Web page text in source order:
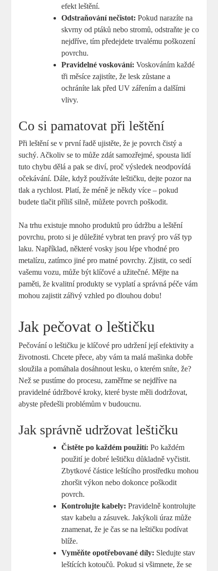
efekt leštění.
Odstraňování nečistot: Pokud narazíte na
skvrny od ptáků nebo stromů, odstraňte je co
nejdříve, tím předejdete trvalému poškození
povrchu.
Pravidelné voskování: Voskováním každé
tři měsíce zajistíte, že lesk zůstane a
ochráníte lak před UV zářením a dalšími
vlivy.
Co si pamatovat při leštění
Při leštění se v první řadě ujistěte, že je povrch čistý a
suchý. Ačkoliv se to může zdát samozřejmé, spousta lidí
tuto chybu dělá a pak se diví, proč výsledek neodpovídá
očekávání. Dále, když používáte leštičku, dejte pozor na
tlak a rychlost. Platí, že méně je někdy více – pokud
budete tlačit příliš silně, můžete povrch poškodit.
Na trhu existuje mnoho produktů pro údržbu a leštění
povrchu, proto si je důležité vybrat ten pravý pro váš typ
laku. Například, některé vosky jsou lépe vhodné pro
metalízu, zatímco jiné pro matné povrchy. Zjistit, co sedí
vašemu vozu, může být klíčové a užitečné. Mějte na
paměti, že kvalitní produkty se vyplatí a správná péče vám
mohou zajistit zářivý vzhled po dlouhou dobu!
Jak pečovat o leštičku
Pečování o leštičku je klíčové pro udržení její efektivity a
životnosti. Chcete přece, aby vám ta malá mašinka dobře
sloužila a pomáhala dosáhnout lesku, o kterém sníte, že?
Než se pustíme do procesu, zaměřme se nejdříve na
pravidelné údržbové kroky, které byste měli dodržovat,
abyste předešli problémům v budoucnu.
Jak správně udržovat leštičku
Čistěte po každém použití: Po každém
použití je dobré leštičku důkladně vyčistit.
Zbytkové částice leštícího prostředku mohou
zhoršit výkon nebo dokonce poškodit
povrch.
Kontrolujte kabely: Pravidelně kontrolujte
stav kabelu a zásuvek. Jakýkoli úraz může
znamenat, že je čas se na leštičku podívat
blíže.
Vyměňte opotřebované díly: Sledujte stav
leštících kotoučů. Pokud si všimnete, že se